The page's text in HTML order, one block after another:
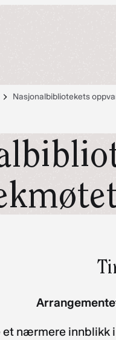
Nasjonalbibliotekets
et nærmere innblikk